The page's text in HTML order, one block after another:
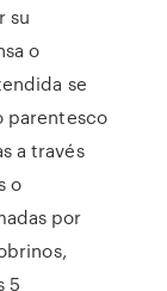
su
o
se
parentesco
a través
o
por
5